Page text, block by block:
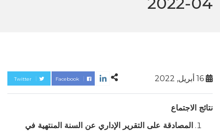
Twitter Facebook
نتائج الاجتماع
المصادقة على التقرير الإداري عن السنة المنتهية في